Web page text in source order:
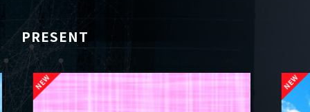
PRESENT